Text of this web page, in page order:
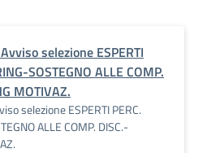
selezione ESPERTI
SOSTEGNO ALLE COMP.
MOTIVAZ.
selezione ESPERTI PERC.
ALLE COMP. DISC.-